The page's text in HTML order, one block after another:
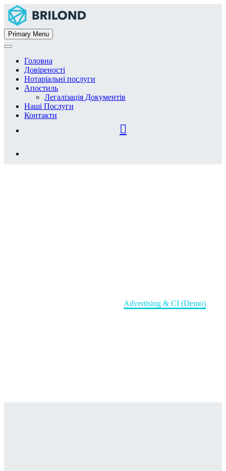
Primary Menu
Головна
Довіреності
Нотаріальні послуги
Апостиль
Легалізація Документів
Наші Послуги
Контакти
Advertising & CI (Demo)